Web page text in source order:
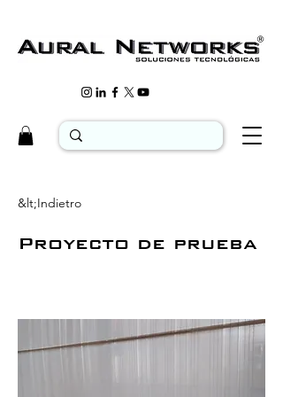
&lt;Indietro
Proyecto de prueba